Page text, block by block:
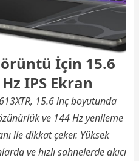
İçin 15.6
IPS Ekran
15.6 inç boyutunda
ve 144 Hz yenileme
ile dikkat çeker. Yüksek
ve hızlı sahnelerde akıcı